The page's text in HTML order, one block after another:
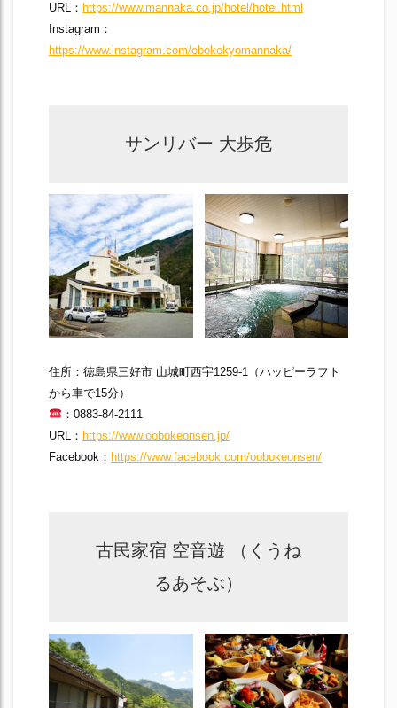
URL： https://www.mannaka.co.jp/hotel/hotel.html
Instagram：
https://www.instagram.com/obokekyomannaka/
サンリバー 大歩危
住所：徳島県三好市 山城町西宇1259-1（ハッピーラフト
から車で15分）
：0883-84-2111
URL： https://www.oobokeonsen.jp/
Facebook： https://www.facebook.com/oobokeonsen/
古民家宿 空音遊 （くうね
るあそぶ）